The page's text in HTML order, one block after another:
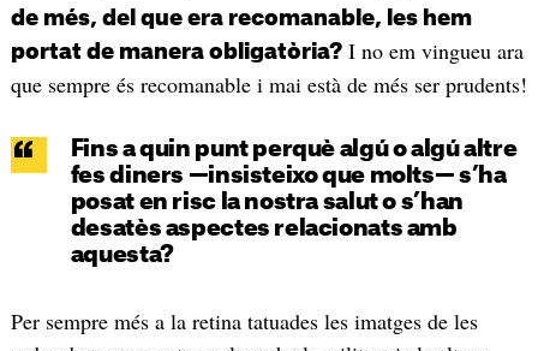
de més, del que era recomanable, les hem
portat de manera obligatòria?I no em vingueu ara
que sempre és recomanable i mai està de més ser prudents!
Fins a quin punt perquè algú o algú altre
fes diners —insisteixo que molts— s’ha
posat en risc la nostra salut o s’han
desatès aspectes relacionats amb
aquesta?
Per sempre més a la retina tatuades les imatges de les